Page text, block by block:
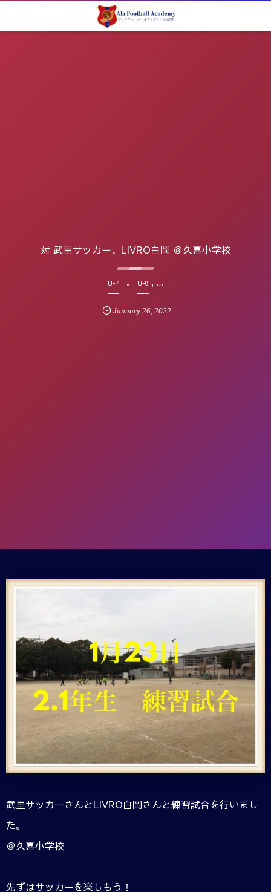
対 武里サッカー、LIVRO白岡 ＠久喜小学校
U-7 U-8 , …
January 26, 2022
武里サッカーさんとLIVRO白岡さんと練習試合を行いまし
た。
＠久喜小学校
先ずはサッカーを楽しもう！